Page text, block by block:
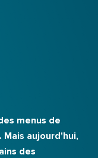
menus de
aujourd'hui,
des